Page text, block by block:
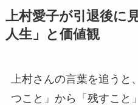
上村愛子が引退後に
人生」と価値観
上村さんの言葉を追う
つこと」から「残すこと